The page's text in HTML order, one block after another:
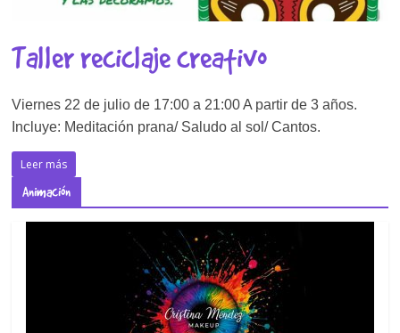
Taller reciclaje creativo
Viernes 22 de julio de 17:00 a 21:00 A partir de 3 años.
Incluye: Meditación prana/ Saludo al sol/ Cantos.
Leer más
Animación